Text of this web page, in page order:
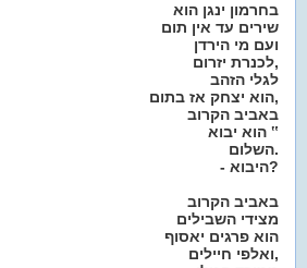
בחרמון ינגן הוא
שירים עד אין תום
ועם מי הירדן
לכנרת יזרום,
לגלי הזהב
הוא יצחק אז בתום,
באביב הקרוב
הוא יבוא ‟
השלום.
- היבוא?
באביב הקרוב
מצידי השבילים
הוא פרגים יאסוף
ואלפי חיילים,